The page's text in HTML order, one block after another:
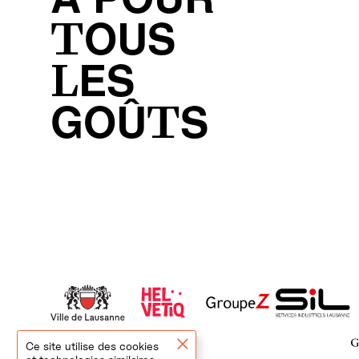
Ce site utilise des cookies
TOUS
LES
GOÛTS